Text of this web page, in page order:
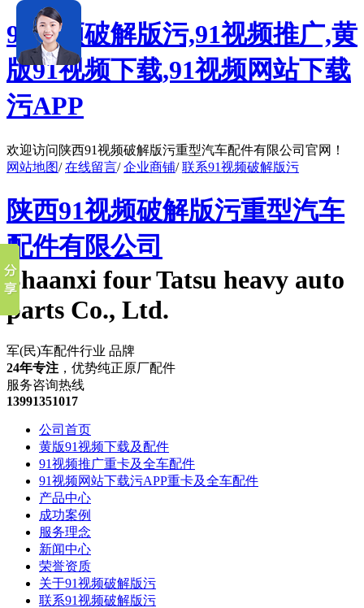
91视频破解版污,91视频推广,黄
版91视频下载,91视频网站下载
污APP
欢迎访问陕西91视频破解版污重型汽车配件有限公司官网！
网站地图/在线留言/企业商铺/联系91视频破解版污
陕西91视频破解版污重型汽车
配件有限公司
Shaanxi four Tatsu heavy auto
parts Co., Ltd.
军(民)车配件行业 品牌
24年专注 ，优势纯正原厂配件
服务咨询热线
13991351017
公司首页
黄版91视频下载及配件
91视频推广重卡及全车配件
91视频网站下载污APP重卡及全车配件
产品中心
成功案例
服务理念
新闻中心
荣誉资质
关于91视频破解版污
联系91视频破解版污